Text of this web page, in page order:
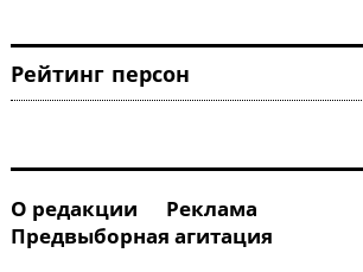
Рейтинг
О редакции
Реклама
Предвыборная агитация